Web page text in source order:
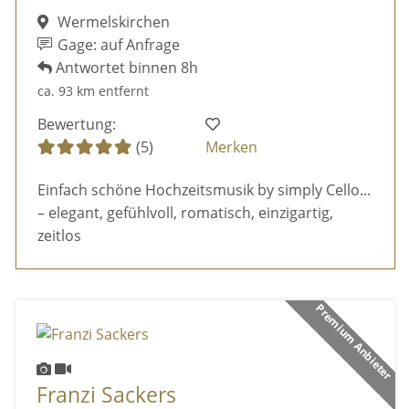
Wermelskirchen
Gage: auf Anfrage
Antwortet binnen 8h
ca. 93 km entfernt
Bewertung:
(5)
Merken
Einfach schöne Hochzeitsmusik by simply Cello...
– elegant, gefühlvoll, romatisch, einzigartig,
zeitlos
Premium Anbieter
Franzi Sackers